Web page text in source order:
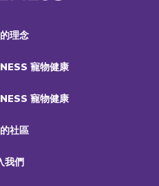
理念
寵物健康
寵物健康
社區
我們